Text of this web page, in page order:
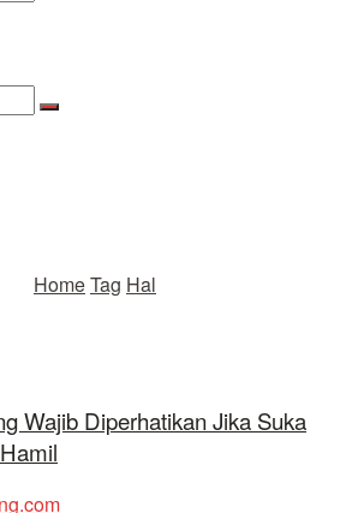
HomeTag Hal
Wajib Diperhatikan Jika Suka